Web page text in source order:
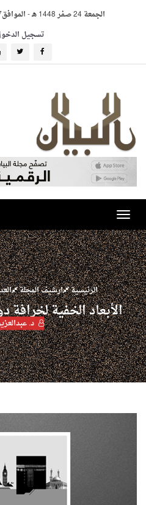
الجمعة 24 صفر 1448 هـ -الموافق2026/08/07م
تسجيل
Toggle
navigation
الرئيسية ارشيف المجلة
الأبعاد الخفية لخرافة
د.